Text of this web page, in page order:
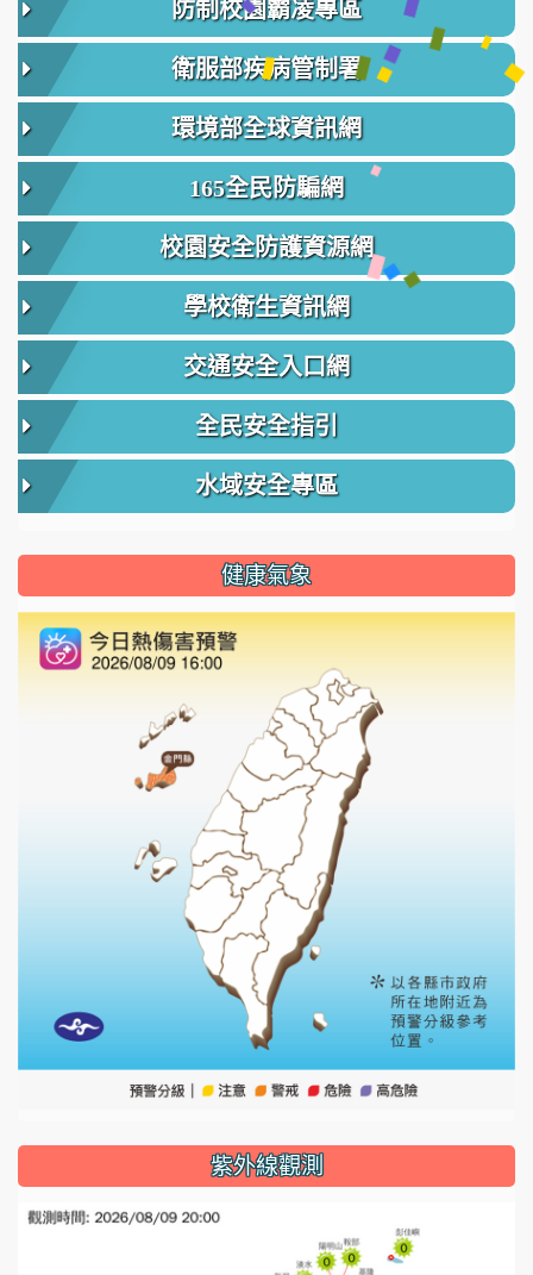
防制校園霸凌專區
衛服部疾病管制署
環境部全球資訊網
165全民防騙網
校園安全防護資源網
學校衛生資訊網
交通安全入口網
全民安全指引
水域安全專區
健康氣象
紫外線觀測